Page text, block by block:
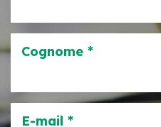
Cognome *
E-mail *